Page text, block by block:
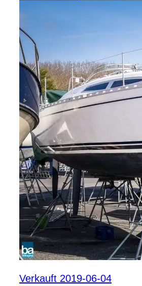
Verkauft 2019-06-04